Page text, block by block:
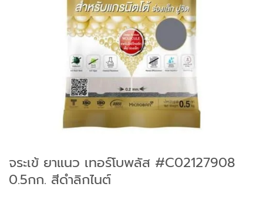
จระเข้ ยาแนว เทอร์โบพลัส #C02127908
0.5กก. สีดำลิกไนต์